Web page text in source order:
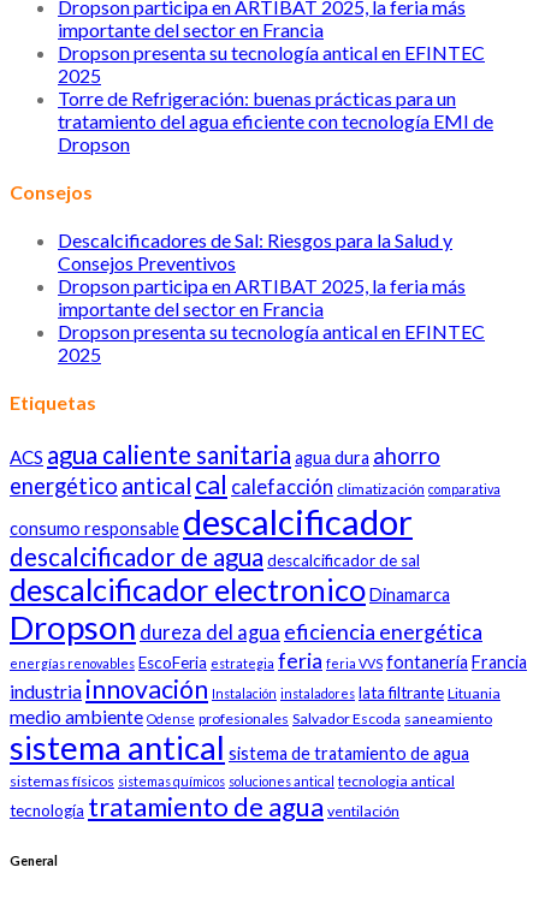
Dropson participa en ARTIBAT 2025, la feria más
importante del sector en Francia
Dropson presenta su tecnología antical en EFINTEC
2025
Torre de Refrigeración: buenas prácticas para un
tratamiento del agua eficiente con tecnología EMI de
Dropson
Consejos
Descalcificadores de Sal: Riesgos para la Salud y
Consejos Preventivos
Dropson participa en ARTIBAT 2025, la feria más
importante del sector en Francia
Dropson presenta su tecnología antical en EFINTEC
2025
Etiquetas
ACS agua caliente sanitaria agua dura ahorro
energético antical cal calefacción climatización comparativa
consumo responsable descalcificador
descalcificador de agua descalcificador de sal
descalcificador electronicoDinamarca
Dropson dureza del agua eficiencia energética
energías renovables EscoFeria estrategia feria feria VVS fontanería Francia
industria innovación Instalación instaladores lata filtrante Lituania
medio ambiente Odense profesionales Salvador Escoda saneamiento
sistema antical sistema de tratamiento de agua
sistemas físicos sistemas químicos soluciones antical tecnologia antical
tecnología tratamiento de agua ventilación
General